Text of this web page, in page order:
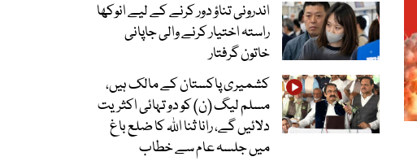
اندرونی تناؤ دور کرنے کے لیے انوکھا
راستہ اختیار کرنے والی جاپانی
خاتون گرفتار
کشمیری پاکستان کے مالک ہیں،
مسلم لیگ (ن) کو دو تہائی اکثریت
دلائیں گے، رانا ثنا اللہ کا ضلع باغ
میں جلسہ عام سے خطاب